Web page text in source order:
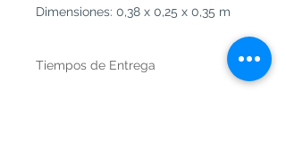
Dimensiones: 0,38 x 0,25 x 0,35 m
Tiempos de Entrega